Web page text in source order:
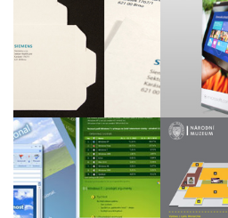
Kartonové obálky CD
pro společnost
Siemens, s.r.o.
Grafické e-maily pro
společnost Microsoft
budovy